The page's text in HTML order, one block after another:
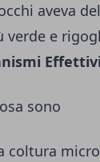
aveva
e
Effettivi
sono
coltura